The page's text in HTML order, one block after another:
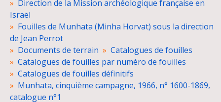
Listes des numéros de fouilles et des loci et schémas stratigraphiques
Relevés de terrain
Fiches d'objets
Négatifs et planches-contacts
Tirages photographiques
Diapositives
Direction de la Mission archéologique française en
Israël
Fouilles de Munhata (Minha Horvat) sous la direction
de Jean Perrot
Documents de terrain
Catalogues de fouilles
Catalogues de fouilles par numéro de fouilles
Catalogues de fouilles définitifs
Munhata, cinquième campagne, 1966, n° 1600-1869,
catalogue n°1